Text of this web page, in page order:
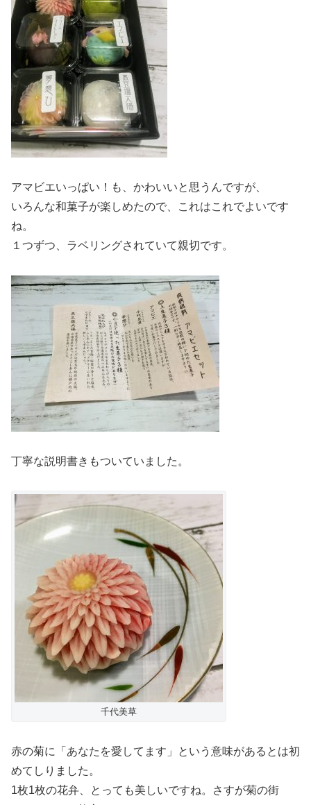
アマビエいっぱい！も、かわいいと思うんですが、
いろんな和菓子が楽しめたので、これはこれでよいです
ね。
１つずつ、ラベリングされていて親切です。
丁寧な説明書きもついていました。
千代美草
赤の菊に「あなたを愛してます」という意味があるとは初
めてしりました。
1枚1枚の花弁、とっても美しいですね。さすが菊の街